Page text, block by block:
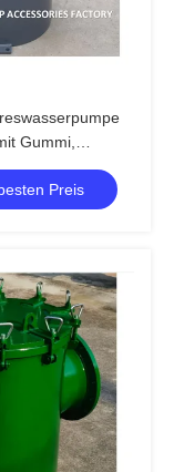
Gummi,
CB/T 497-94 -
Preis